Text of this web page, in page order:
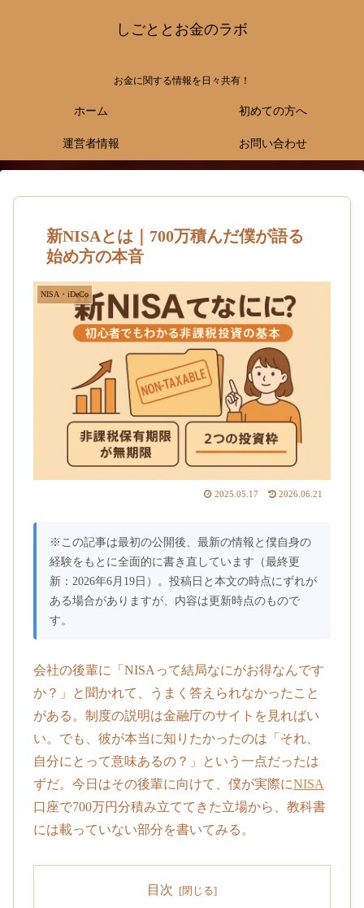
しごととお金のラボ
お金に関する情報を日々共有！
ホーム 初めての方へ
運営者情報 お問い合わせ
新NISAとは｜700万積んだ僕が語る
始め方の本音
NISA・iDeCo
2025.05.17 2026.06.21
※この記事は最初の公開後、最新の情報と僕自身の
経験をもとに全面的に書き直しています（最終更
新：2026年6月19日）。投稿日と本文の時点にずれが
ある場合がありますが、内容は更新時点のもので
す。
会社の後輩に「NISAって結局なにがお得なんです
か？」と聞かれて、うまく答えられなかったこと
がある。制度の説明は金融庁のサイトを見ればい
い。でも、彼が本当に知りたかったのは「それ、
自分にとって意味あるの？」という一点だったは
ずだ。今日はその後輩に向けて、僕が実際にNISA
口座で700万円分積み立ててきた立場から、教科書
には載っていない部分を書いてみる。
目次